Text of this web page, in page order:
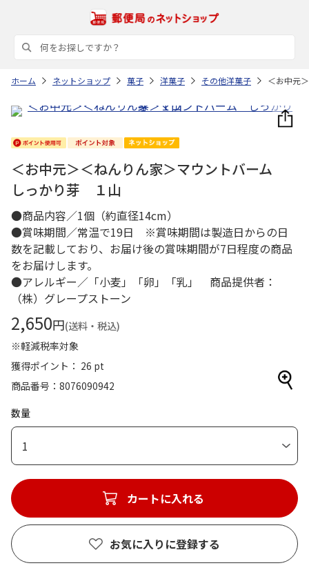
ホーム ネットショップ 菓子 洋菓子 その他洋菓子 ＜お中元
＜お中元＞＜ねんりん家＞マウントバーム
しっかり芽 １山
●商品内容／1個（約直径14cm）
●賞味期間／常温で19日 ※賞味期間は製造日からの日
数を記載しており、お届け後の賞味期間が7日程度の商品
をお届けします。
●アレルギー／「小麦」「卵」「乳」 商品提供者：
（株）グレープストーン
2,650円(送料・税込)
※軽減税率対象
獲得ポイント： 26 pt
商品番号
8076090942
数量
1
カートに入れる
お気に入りに登録する